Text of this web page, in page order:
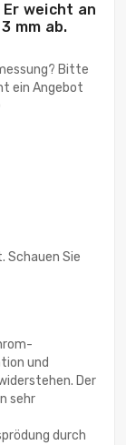
weicht an
mm ab.
Bitte
ein Angebot
Schauen Sie
und
Der
sehr
durch